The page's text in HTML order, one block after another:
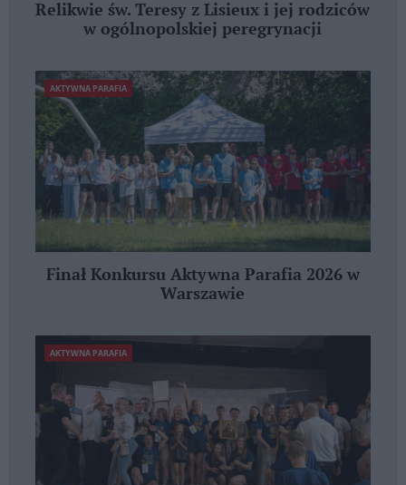
Relikwie św. Teresy z Lisieux i jej rodziców
w ogólnopolskiej peregrynacji
AKTYWNA PARAFIA
Finał Konkursu Aktywna Parafia 2026 w
Warszawie
AKTYWNA PARAFIA